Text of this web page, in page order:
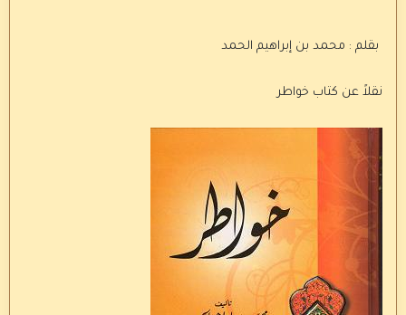
بقلم : محمد بن إبراهيم الحمد
نقلاً عن كتاب خواطر